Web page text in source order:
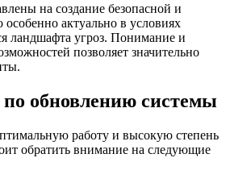
на создание безопасной и
актуально в условиях
ландшафта угроз. Понимание и
позволяет значительно
обновлению системы
работу и высокую степень
обратить внимание на следующие